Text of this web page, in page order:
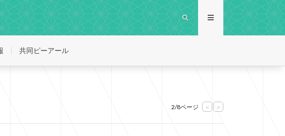
共同ピーアール
2/8ページ < >